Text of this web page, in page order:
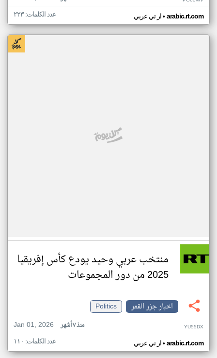
ار تي عربي• arabic.rt.com عدد الكلمات: ٢٢٣
منتخب عربي وحيد يودع كأس إفريقيا
2025 من دور المجموعات
اخبار جزر القمر
Politics
Jan 01, 2026
منذ ٧ أشهر YU55DX
ار تي عربي• arabic.rt.com عدد الكلمات: ١١٠